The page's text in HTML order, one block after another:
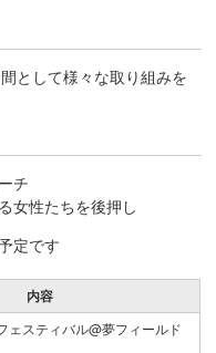
として様々な取り組みを
チ
女性たちを後押し
定です
内容
ェスティバル@夢フィールド